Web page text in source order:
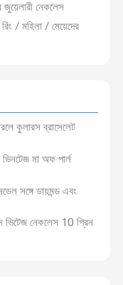
জুয়েলারী নেকলেস
/ মহিলা / মেয়েদের
কুলারস ব্রাসেলেট
ভিনটেজ মা অফ পার্ল
সঙ্গে ডায়মন্ড এবং
ভিটেজ নেকলেস 10 গ্রিন
ছবি প্রদান করতে
বিক্রয় ওয়েবসাইট তৈরি